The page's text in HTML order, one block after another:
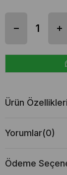
Ürün Özellikleri
Yorumlar(0)
Ödeme